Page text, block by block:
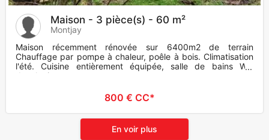
Maison - 3 pièce(s) - 60 m²
Montjay
Maison récemment rénovée sur 6400m2 de terrain
Chauffage par pompe à chaleur, poêle à bois. Climatisation
l'été. Cuisine entièrement équipée, salle de bains WC
douche i
800 € CC*
En voir plus